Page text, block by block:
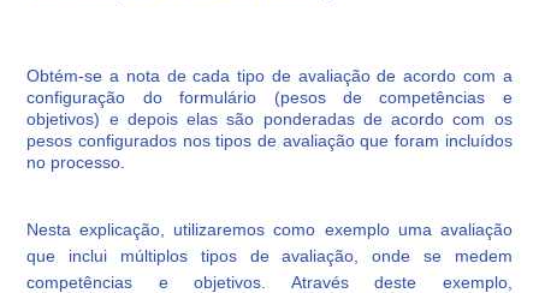
Obtém-se a nota de cada tipo de avaliação de acordo com a
configuração do formulário (pesos de competências e
objetivos) e depois elas são ponderadas de acordo com os
pesos configurados nos tipos de avaliação que foram incluídos
no processo.
Nesta explicação, utilizaremos como exemplo uma avaliação
que inclui múltiplos tipos de avaliação, onde se medem
competências e objetivos. Através deste exemplo,